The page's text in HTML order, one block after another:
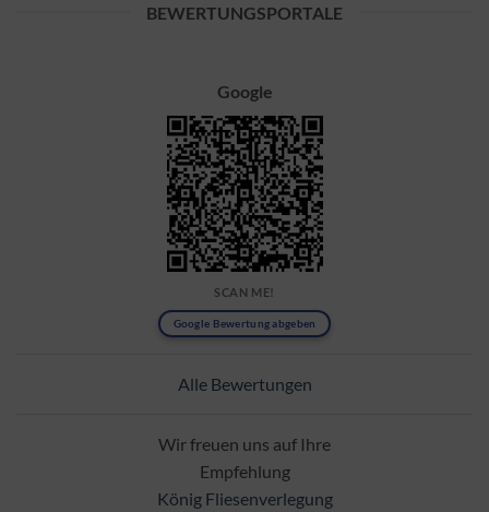
BEWERTUNGSPORTALE
Google
SCAN ME!
Google Bewertung abgeben
Alle Bewertungen
Wir freuen uns auf Ihre
Empfehlung
König Fliesenverlegung